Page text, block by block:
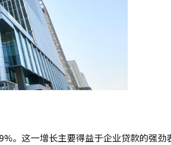
。这一增长主要得益于企业贷款的强劲